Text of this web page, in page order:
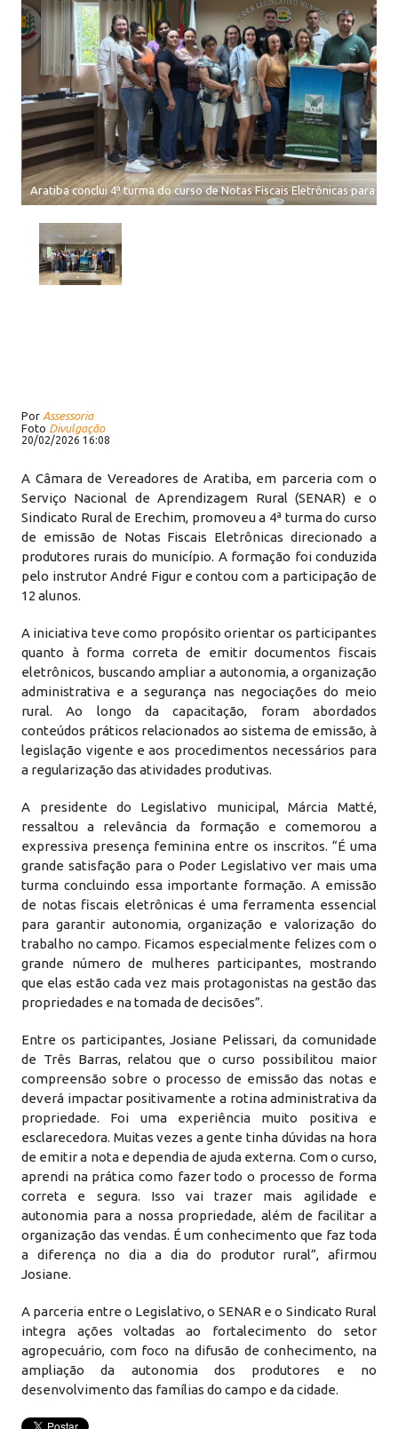
Aratiba conclui 4ª turma do curso de Notas Fiscais Eletrônicas para
Por Assessoria
Foto Divulgação
20/02/2026 16:08
A Câmara de Vereadores de Aratiba, em parceria com o
Serviço Nacional de Aprendizagem Rural (SENAR) e o
Sindicato Rural de Erechim, promoveu a 4ª turma do curso
de emissão de Notas Fiscais Eletrônicas direcionado a
produtores rurais do município. A formação foi conduzida
pelo instrutor André Figur e contou com a participação de
12 alunos.
A iniciativa teve como propósito orientar os participantes
quanto à forma correta de emitir documentos fiscais
eletrônicos, buscando ampliar a autonomia, a organização
administrativa e a segurança nas negociações do meio
rural. Ao longo da capacitação, foram abordados
conteúdos práticos relacionados ao sistema de emissão, à
legislação vigente e aos procedimentos necessários para
a regularização das atividades produtivas.
A presidente do Legislativo municipal, Márcia Matté,
ressaltou a relevância da formação e comemorou a
expressiva presença feminina entre os inscritos. “É uma
grande satisfação para o Poder Legislativo ver mais uma
turma concluindo essa importante formação. A emissão
de notas fiscais eletrônicas é uma ferramenta essencial
para garantir autonomia, organização e valorização do
trabalho no campo. Ficamos especialmente felizes com o
grande número de mulheres participantes, mostrando
que elas estão cada vez mais protagonistas na gestão das
propriedades e na tomada de decisões”.
Entre os participantes, Josiane Pelissari, da comunidade
de Três Barras, relatou que o curso possibilitou maior
compreensão sobre o processo de emissão das notas e
deverá impactar positivamente a rotina administrativa da
propriedade. Foi uma experiência muito positiva e
esclarecedora. Muitas vezes a gente tinha dúvidas na hora
de emitir a nota e dependia de ajuda externa. Com o curso,
aprendi na prática como fazer todo o processo de forma
correta e segura. Isso vai trazer mais agilidade e
autonomia para a nossa propriedade, além de facilitar a
organização das vendas. É um conhecimento que faz toda
a diferença no dia a dia do produtor rural”, afirmou
Josiane.
A parceria entre o Legislativo, o SENAR e o Sindicato Rural
integra ações voltadas ao fortalecimento do setor
agropecuário, com foco na difusão de conhecimento, na
ampliação da autonomia dos produtores e no
desenvolvimento das famílias do campo e da cidade.